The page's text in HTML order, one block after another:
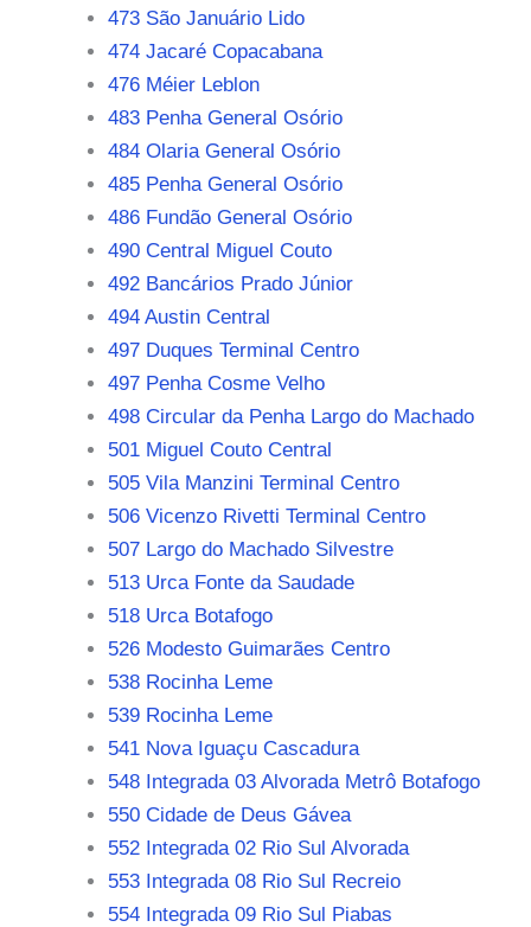
473 São Januário Lido
474 Jacaré Copacabana
476 Méier Leblon
483 Penha General Osório
484 Olaria General Osório
485 Penha General Osório
486 Fundão General Osório
490 Central Miguel Couto
492 Bancários Prado Júnior
494 Austin Central
497 Duques Terminal Centro
497 Penha Cosme Velho
498 Circular da Penha Largo do Machado
501 Miguel Couto Central
505 Vila Manzini Terminal Centro
506 Vicenzo Rivetti Terminal Centro
507 Largo do Machado Silvestre
513 Urca Fonte da Saudade
518 Urca Botafogo
526 Modesto Guimarães Centro
538 Rocinha Leme
539 Rocinha Leme
541 Nova Iguaçu Cascadura
548 Integrada 03 Alvorada Metrô Botafogo
550 Cidade de Deus Gávea
552 Integrada 02 Rio Sul Alvorada
553 Integrada 08 Rio Sul Recreio
554 Integrada 09 Rio Sul Piabas